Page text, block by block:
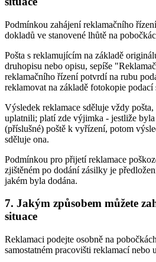
Podmínkou zahájení reklamačního
dokladů ve stanovené lhůtě na
Pošta s reklamujícím na základě
druhopisu nebo opisu, sepíše
reklamačního řízení potvrdí na rubu
reklamovat na základě fotokopie podací
Výsledek reklamace sděluje vždy
uplatnili; platí zde výjimka - jestliže
(příslušné) poště k vyřízení, potom
sděluje ona.
Podmínkou pro přijetí reklamace
zjištěném po dodání zásilky je
jakém byla dodána.
7. Jakým způsobem můžete
situace
Reklamaci podejte osobně na
samostatném pracovišti reklamací nebo